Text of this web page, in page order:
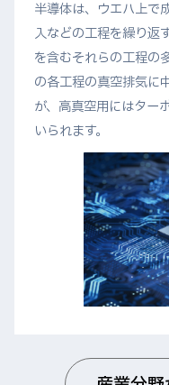
半導体は、ウエハ上で
入などの工程を繰り返
を含むそれらの工程の
の各工程の真空排気に
が、高真空用にはター
いられます。